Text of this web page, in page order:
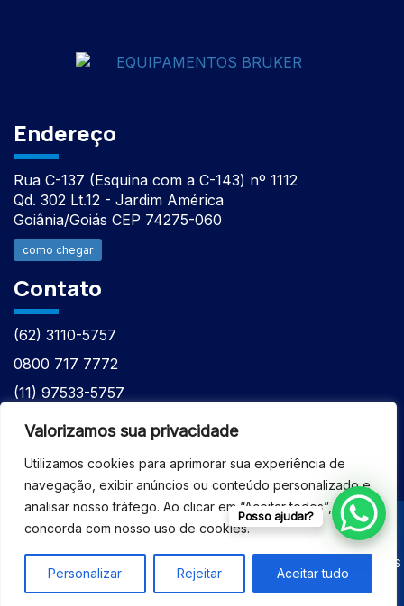
Valorizamos sua privacidade
Utilizamos cookies para aprimorar sua experiência de
navegação, exibir anúncios ou conteúdo personalizado e
analisar nosso tráfego. Ao clicar em “Aceitar todos”, você
concorda com nosso uso de cookies.
Personalizar Rejeitar Aceitar tudo
Endereço
Rua C-137 (Esquina com a C-143) nº 1112
Qd. 302 Lt.12 - Jardim América
Goiânia/Goiás CEP 74275-060
como chegar
Contato
(62) 3110-5757
0800 717 7772
(11) 97533-5757
(62) 98610-7777
© 2026 - ASSISTÊNCIA TÉCNICA ESPECIALIZADA
EQUIPAMENTOS BRUKER - Todos os direitos reservados
Posso ajudar?